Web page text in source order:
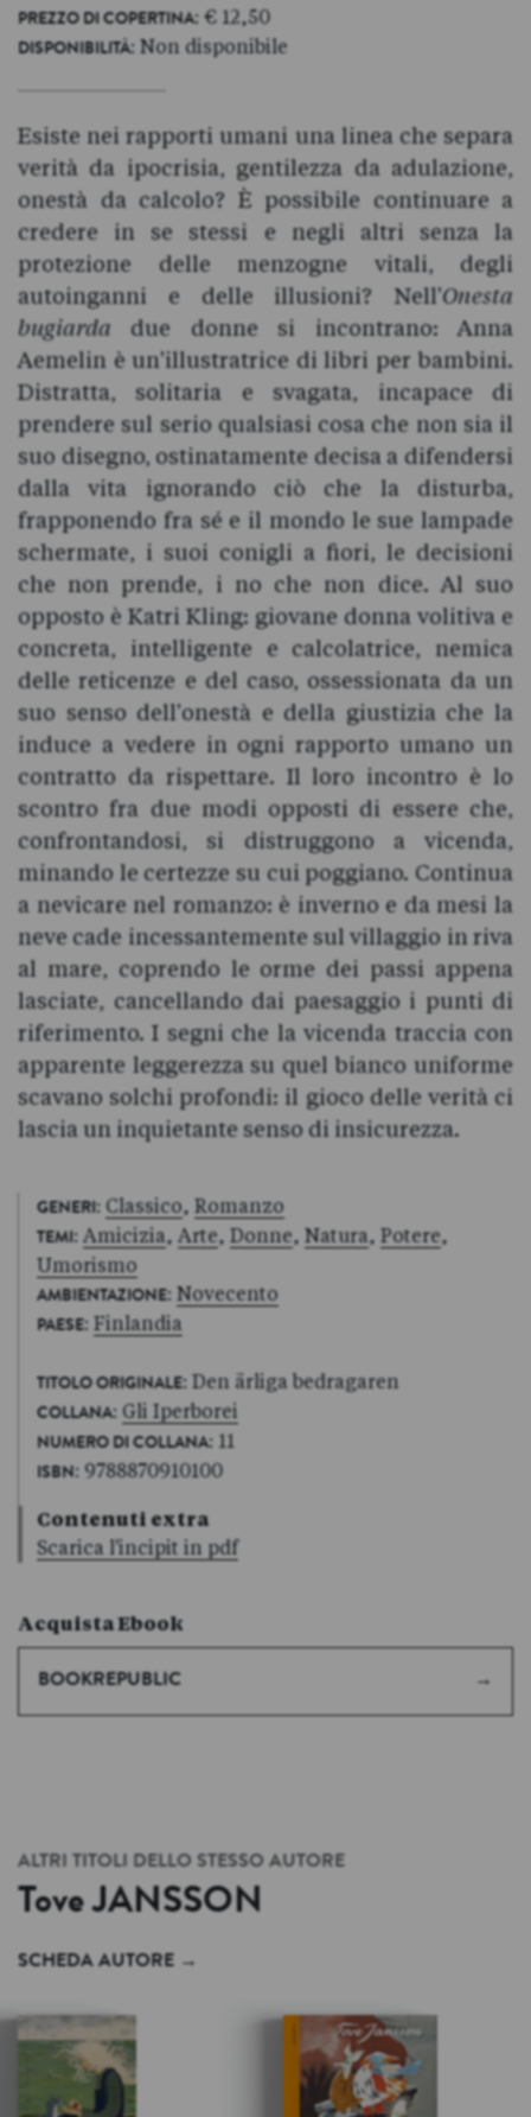
PREZZO DI COPERTINA: € 12,50
DISPONIBILITÀ: Non disponibile
Esiste nei rapporti umani una linea che separa
verità da ipocrisia, gentilezza da adulazione,
onestà da calcolo? È possibile continuare a
credere in se stessi e negli altri senza la
protezione delle menzogne vitali, degli
autoinganni e delle illusioni? Nell'Onesta
bugiardadue donne si incontrano: Anna
Aemelin è un'illustratrice di libri per bambini.
Distratta, solitaria e svagata, incapace di
prendere sul serio qualsiasi cosa che non sia il
suo disegno, ostinatamente decisa a difendersi
dalla vita ignorando ciò che la disturba,
frapponendo fra sé e il mondo le sue lampade
schermate, i suoi conigli a fiori, le decisioni
che non prende, i no che non dice. Al suo
opposto è Katri Kling: giovane donna volitiva e
concreta, intelligente e calcolatrice, nemica
delle reticenze e del caso, ossessionata da un
suo senso dell'onestà e della giustizia che la
induce a vedere in ogni rapporto umano un
contratto da rispettare. Il loro incontro è lo
scontro fra due modi opposti di essere che,
confrontandosi, si distruggono a vicenda,
minando le certezze su cui poggiano. Continua
a nevicare nel romanzo: è inverno e da mesi la
neve cade incessantemente sul villaggio in riva
al mare, coprendo le orme dei passi appena
lasciate, cancellando dai paesaggio i punti di
riferimento. I segni che la vicenda traccia con
apparente leggerezza su quel bianco uniforme
scavano solchi profondi: il gioco delle verità ci
lascia un inquietante senso di insicurezza.
GENERI: Classico, Romanzo
TEMI: Amicizia, Arte, Donne, Natura, Potere,
Umorismo
AMBIENTAZIONE: Novecento
PAESE: Finlandia
TITOLO ORIGINALE: Den ärliga bedragaren
COLLANA: Gli Iperborei
NUMERO DI COLLANA: 11
ISBN: 9788870910100
Contenuti extra
Scarica l'incipit in pdf
Acquista Ebook
BOOKREPUBLIC
ALTRI TITOLI DELLO STESSO AUTORE
ToveJANSSON
SCHEDA AUTORE →